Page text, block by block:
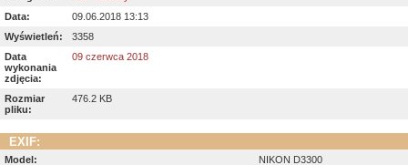
Data:
09.06.2018 13:13
Wyświetleń:
3358
Data
wykonania
zdjęcia:
09 czerwca 2018
Rozmiar
pliku:
476.2 KB
EXIF:
Model:
NIKON D3300